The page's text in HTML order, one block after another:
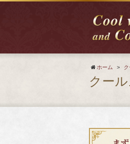
ホーム >
クー